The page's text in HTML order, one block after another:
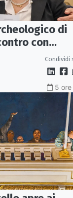
di
con
a San
Condividi
5 ore